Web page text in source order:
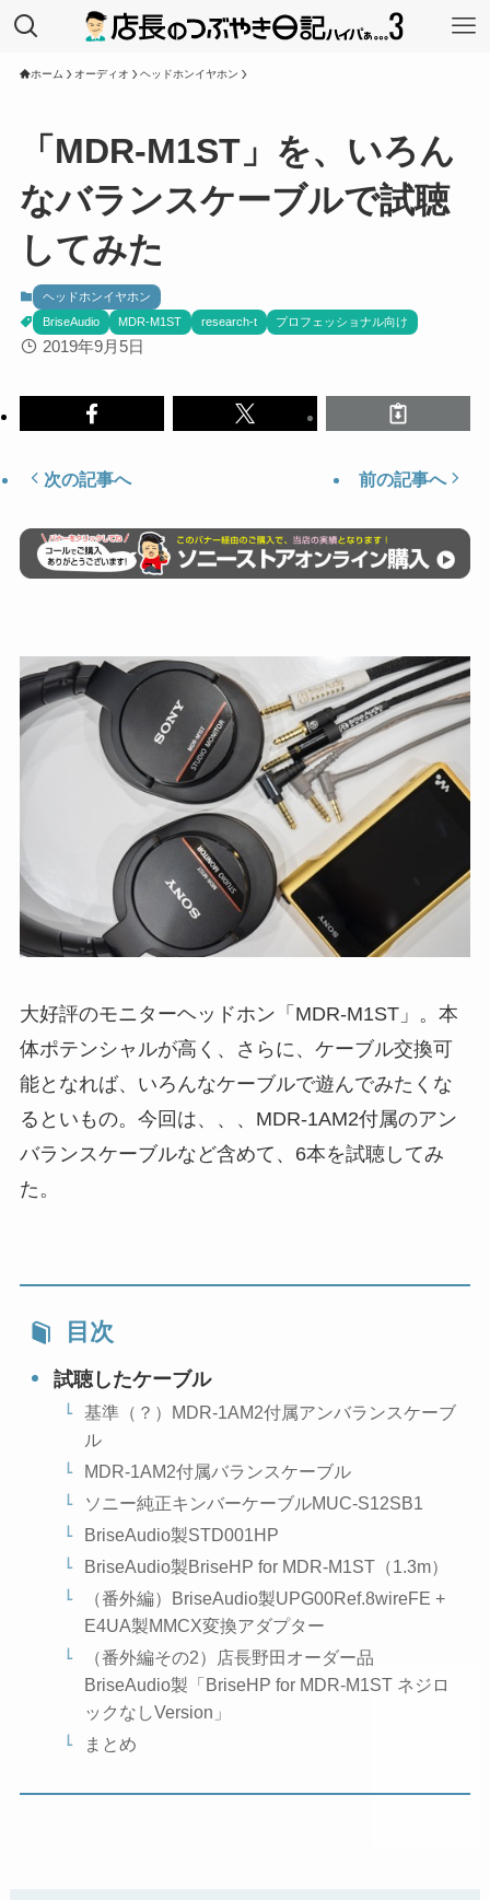
ホーム オーディオ ヘッドホンイヤホン
「MDR-M1ST」を、いろん
なバランスケーブルで試聴
してみた
ヘッドホンイヤホン
BriseAudio
MDR-M1ST research-t プロフェッショナル向け
2019年9月5日
次の記事へ 前の記事へ
大好評のモニターヘッドホン「MDR-M1ST」。本
体ポテンシャルが高く、さらに、ケーブル交換可
能となれば、いろんなケーブルで遊んでみたくな
るといもの。今回は、、、MDR-1AM2付属のアン
バランスケーブルなど含めて、6本を試聴してみ
た。
目次
試聴したケーブル
基準（？）MDR-1AM2付属アンバランスケーブ
ル
MDR-1AM2付属バランスケーブル
ソニー純正キンバーケーブルMUC-S12SB1
BriseAudio製STD001HP
BriseAudio製BriseHP for MDR-M1ST（1.3m）
（番外編）BriseAudio製UPG00Ref.8wireFE +
E4UA製MMCX変換アダプター
（番外編その2）店長野田オーダー品
BriseAudio製「BriseHP for MDR-M1ST ネジロ
ックなしVersion」
まとめ